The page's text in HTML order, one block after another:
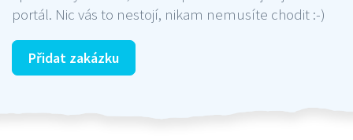
portál. Nic vás to nestojí, nikam nemusíte chodit :-)
Přidat zakázku